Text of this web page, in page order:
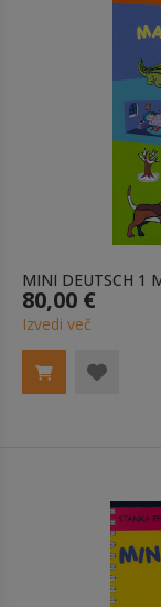
MINI DEUTSCH 1
80,00 €
Izvedi več